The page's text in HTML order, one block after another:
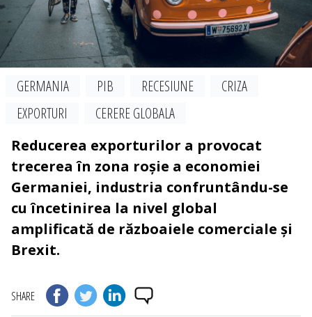
GERMANIA PIB RECESIUNE
CRIZA
EXPORTURI
CERERE GLOBALA
Reducerea exporturilor a provocat
trecerea în zona roșie a economiei
Germaniei, industria confruntându-se
cu încetinirea la nivel global
amplificată de războaiele comerciale și
Brexit.
SHARE